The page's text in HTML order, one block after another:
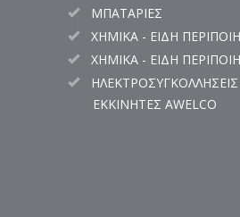
ΜΠΑΤΑΡΙΕΣ
ΧΗΜΙΚΑ - ΕΙΔΗ
ΧΗΜΙΚΑ - ΕΙΔΗ
ΕΚΚΙΝΗΤΕΣ AWELCO